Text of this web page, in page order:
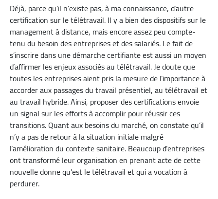
Déjà, parce qu’il n’existe pas, à ma connaissance, d’autre
certification sur le télétravail. Il y a bien des dispositifs sur le
management à distance, mais encore assez peu compte-
tenu du besoin des entreprises et des salariés. Le fait de
s’inscrire dans une démarche certifiante est aussi un moyen
d’affirmer les enjeux associés au télétravail. Je doute que
toutes les entreprises aient pris la mesure de l’importance à
accorder aux passages du travail présentiel, au télétravail et
au travail hybride. Ainsi, proposer des certifications envoie
un signal sur les efforts à accomplir pour réussir ces
transitions. Quant aux besoins du marché, on constate qu’il
n’y a pas de retour à la situation initiale malgré
l’amélioration du contexte sanitaire. Beaucoup d’entreprises
ont transformé leur organisation en prenant acte de cette
nouvelle donne qu’est le télétravail et qui a vocation à
perdurer.